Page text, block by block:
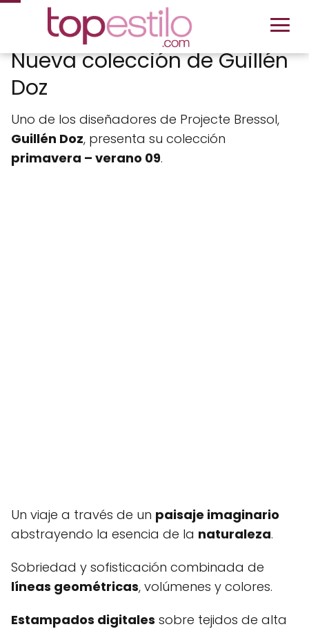
Nueva colección de Guillén
Doz
Uno de los diseñadores de Projecte Bressol,
Guillén Doz, presenta su colección
primavera – verano 09.
Un viaje a través de un paisaje imaginario
abstrayendo la esencia de la naturaleza.
Sobriedad y sofisticación combinada de
líneas geométricas, volúmenes y colores.
Estampados digitales sobre tejidos de alta